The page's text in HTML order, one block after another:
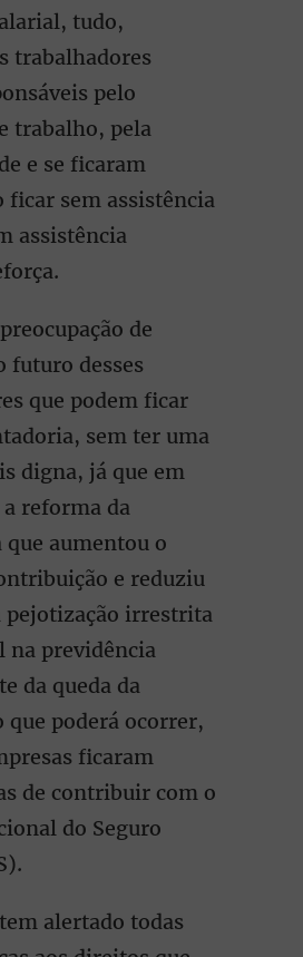
tudo,
trabalhadores
pelo
trabalho, pela
e se ficaram
ficar sem assistência
assistência
de
futuro desses
que podem ficar
sem ter uma
digna, já que em
a reforma da
que aumentou o
e reduziu
pejotização irrestrita
na previdência
da queda da
que poderá ocorrer,
ficaram
de contribuir com o
do Seguro
alertado todas